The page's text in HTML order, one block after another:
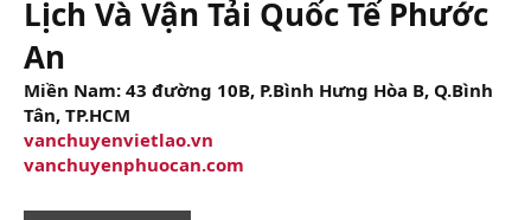
Lịch Và Vận Tải Quốc Tế Phước
An
Miền Nam: 43 đường 10B, P.Bình Hưng Hòa B, Q.Bình
Tân, TP.HCM
vanchuyenvietlao.vn
vanchuyenphuocan.com